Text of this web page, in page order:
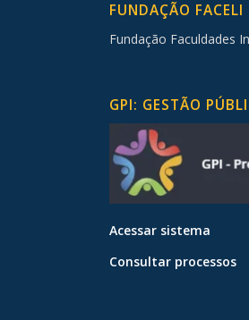
FUNDAÇÃO FACELI
Fundação Faculdades
GPI: GESTÃO
Acessar sistema
Consultar processos